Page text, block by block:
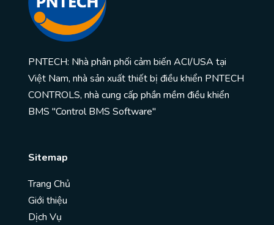
PNTECH: Nhà phân phối cảm biến ACI/USA tại
Việt Nam, nhà sản xuất thiết bị điều khiển PNTECH
CONTROLS, nhà cung cấp phần mềm điều khiển
BMS "Control BMS Software"
Sitemap
Trang Chủ
Giới thiệu
Dịch Vụ